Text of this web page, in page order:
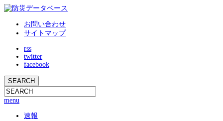
お問い合わせ
サイトマップ
rss
twitter
facebook
menu
速報